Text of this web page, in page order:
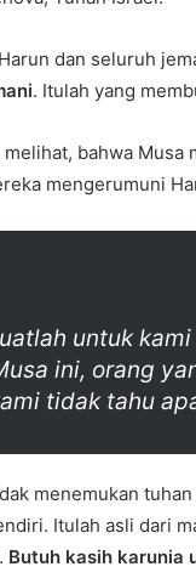
dan seluruh
. Itulah yang
melihat, bahwa
mengerumuni
untuk
ini, orang
tidak tahu
menemukan
Itulah asli dari
Butuh kasih karunia